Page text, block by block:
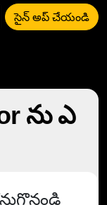
సైన్ అప్ చేయండి
ను ఎ